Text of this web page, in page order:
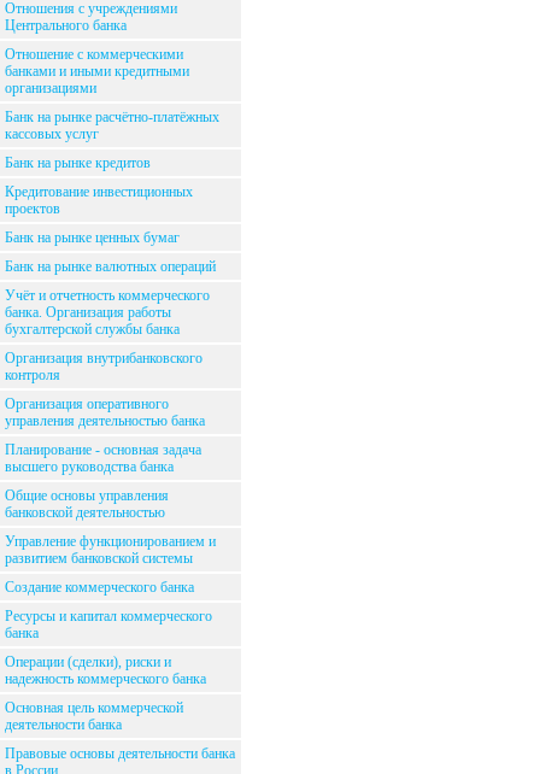
Отношения с учреждениями
Центрального банка
Отношение с коммерческими
банками и иными кредитными
организациями
Банк на рынке расчётно-платёжных
кассовых услуг
Банк на рынке кредитов
Кредитование инвестиционных
проектов
Банк на рынке ценных бумаг
Банк на рынке валютных операций
Учёт и отчетность коммерческого
банка. Организация работы
бухгалтерской службы банка
Организация внутрибанковского
контроля
Организация оперативного
управления деятельностью банка
Планирование - основная задача
высшего руководства банка
Общие основы управления
банковской деятельностью
Управление функционированием и
развитием банковской системы
Создание коммерческого банка
Ресурсы и капитал коммерческого
банка
Операции (сделки), риски и
надежность коммерческого банка
Основная цель коммерческой
деятельности банка
Правовые основы деятельности банка
в России